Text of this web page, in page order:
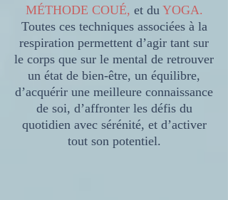
MÉTHODE COUÉ, et duYOGA.
Toutes ces techniques associées à la
respiration permettent d’agir tant sur
le corps que sur le mental de retrouver
un état de bien-être, un équilibre,
d’acquérir une meilleure connaissance
de soi, d’affronter les défis du
quotidien avec sérénité, et d’activer
tout son potentiel.